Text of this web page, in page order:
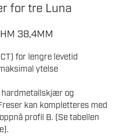
for tre Luna
38,4MM
for lengre levetid
ytelse
og
kan kompletteres med
profil B. (Se tabellen